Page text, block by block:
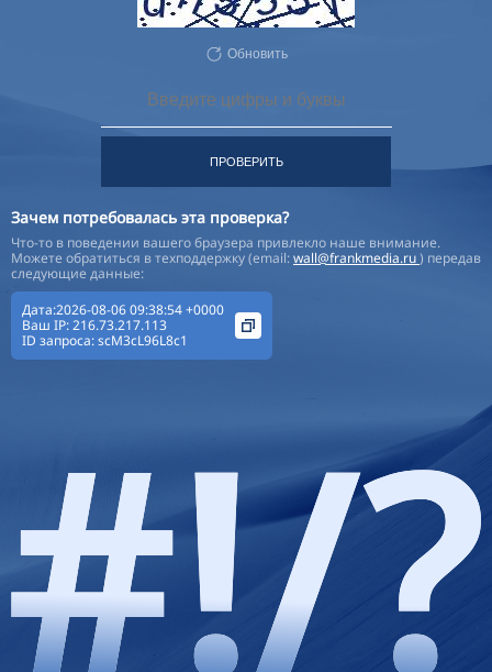
Обновить
ПРОВЕРИТЬ
Зачем потребовалась эта проверка?
Что-то в поведении вашего браузера привлекло наше внимание.
Можете обратиться в техподдержку (email:wall@frankmedia.ru) передав
следующие данные:
Дата:2026-08-06 09:38:54 +0000
Ваш IP:216.73.217.113
ID запроса:scM3cL96L8c1